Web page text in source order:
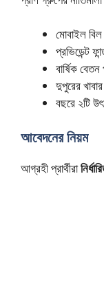
মোবাইল বিল
প্রভিডেন্ট
বার্ষিক বেতন
দুপুরের
বছরে ২টি
আবেদনের নিয়ম
আগ্রহী প্রার্থীরা